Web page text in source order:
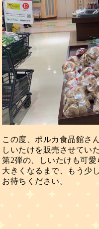
この度、ポルカ食品館さ
しいたけを販売させてい
第2弾の、しいたけも可愛
大きくなるまで、もう少
お待ちください。